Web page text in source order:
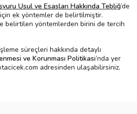
Usul ve Esasları Hakkında Tebliğ’de
için ek yöntemler de belirtilmiştir.
belirtilen yöntemlerden birini de tercih
süreçleri hakkında detaylı
ve Korunması Politikası’nda yer
adresinden ulaşabilirsiniz.